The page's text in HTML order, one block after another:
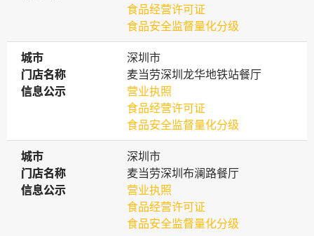
食品经营许可证
食品安全监督量化分级
城市
城市
深圳市
门店名称
门店名称
麦当劳深圳龙华地铁站餐厅
信息公示
信息公示
营业执照
食品经营许可证
食品安全监督量化分级
城市
城市
深圳市
门店名称
门店名称
麦当劳深圳布澜路餐厅
信息公示
信息公示
营业执照
食品经营许可证
食品安全监督量化分级